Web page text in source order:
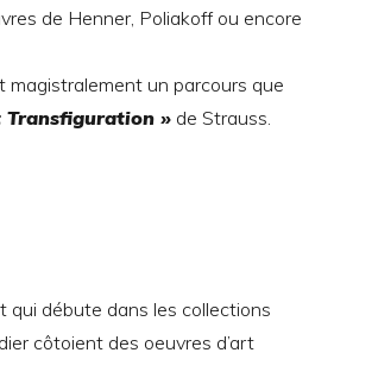
de Henner, Poliakoff ou encore
magistralement un parcours que
Transfiguration »de Strauss.
qui débute dans les collections
côtoient des oeuvres d’art